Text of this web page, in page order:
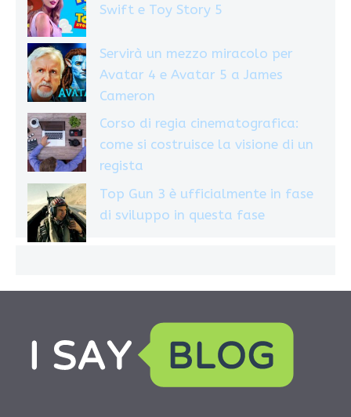
Swift e Toy Story 5
Servirà un mezzo miracolo per
Avatar 4 e Avatar 5 a James
Cameron
Corso di regia cinematografica:
come si costruisce la visione di un
regista
Top Gun 3 è ufficialmente in fase
di sviluppo in questa fase